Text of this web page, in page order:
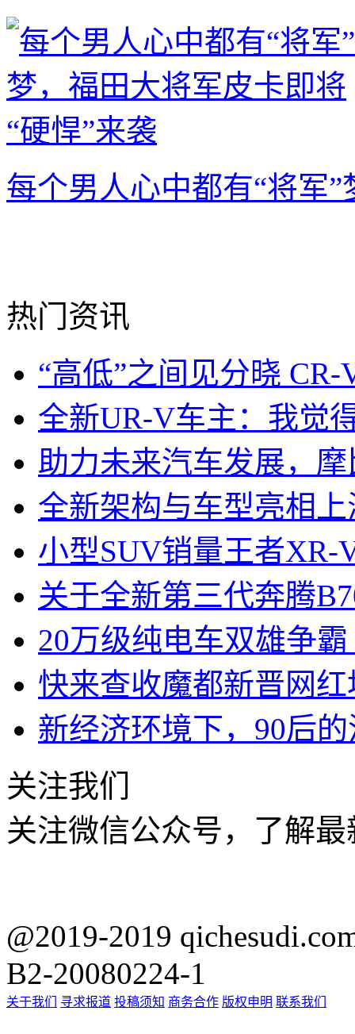
每个男人心中都有“将军
热门资讯
“高低”之间见分晓 CR-
全新UR-V车主：我觉
助力未来汽车发展，
全新架构与车型亮相
小型SUV销量王者XR-
关于全新第三代奔腾
20万级纯电车双雄争
快来查收魔都新晋网
新经济环境下，90后
关注我们
关注微信公众号，了解
@2019-2019
B2-20080224-1
关于我们 寻求报道 投稿须知 商务合作 版权申明 联系我们